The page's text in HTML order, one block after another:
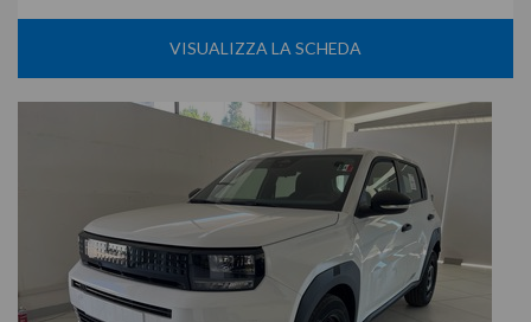
VISUALIZZA LA SCHEDA